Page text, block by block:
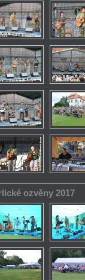
ozvěny 2017